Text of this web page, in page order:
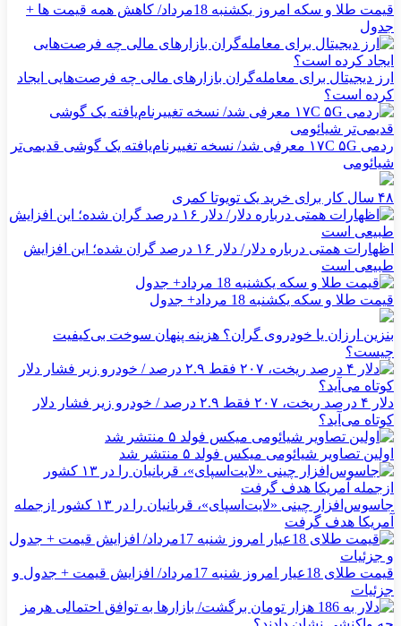
قیمت طلا و سکه امروز یکشنبه 18مرداد/ کاهش همه قیمت ها +
جدول
ارز دیجیتال برای معامله‌گران بازارهای مالی چه فرصت‌هایی ایجاد
کرده است؟
ردمی ۱۷C ۵G معرفی شد/ نسخه تغییرنام‌یافته یک گوشی قدیمی‌تر
شیائومی
۴۸ سال کار برای خرید یک تویوتا کمری
اظهارات همتی درباره دلار/ دلار ۱۶ درصد گران شده؛ این افزایش
طبیعی است
قیمت طلا و سکه یکشنبه 18 مرداد+ جدول
بنزین ارزان یا خودروی گران؟ هزینه پنهان سوخت بی‌کیفیت
چیست؟
دلار ۴ درصد ریخت، ۲۰۷ فقط ۲.۹ درصد / خودرو زیر فشار دلار
کوتاه می‌آید؟
اولین تصاویر شیائومی میکس فولد ۵ منتشر شد
جاسوس‌افزار چینی «لایت‌اسپای»، قربانیان را در ۱۳ کشور ازجمله
آمریکا هدف گرفت
قیمت طلای 18عیار امروز شنبه 17مرداد/ افزایش قیمت + جدول و
جزئیات